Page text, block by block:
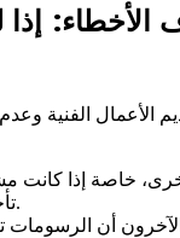
الأعمال الفنية
خاصة إذا كانت
تأخير في الخادم.
أن الرسومات